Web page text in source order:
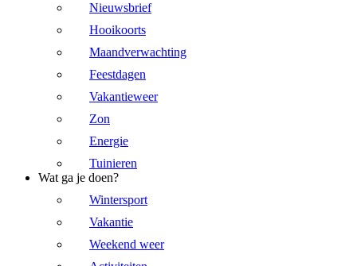
Nieuwsbrief
Hooikoorts
Maandverwachting
Feestdagen
Vakantieweer
Zon
Energie
Tuinieren
Wat ga je doen?
Wintersport
Vakantie
Weekend weer